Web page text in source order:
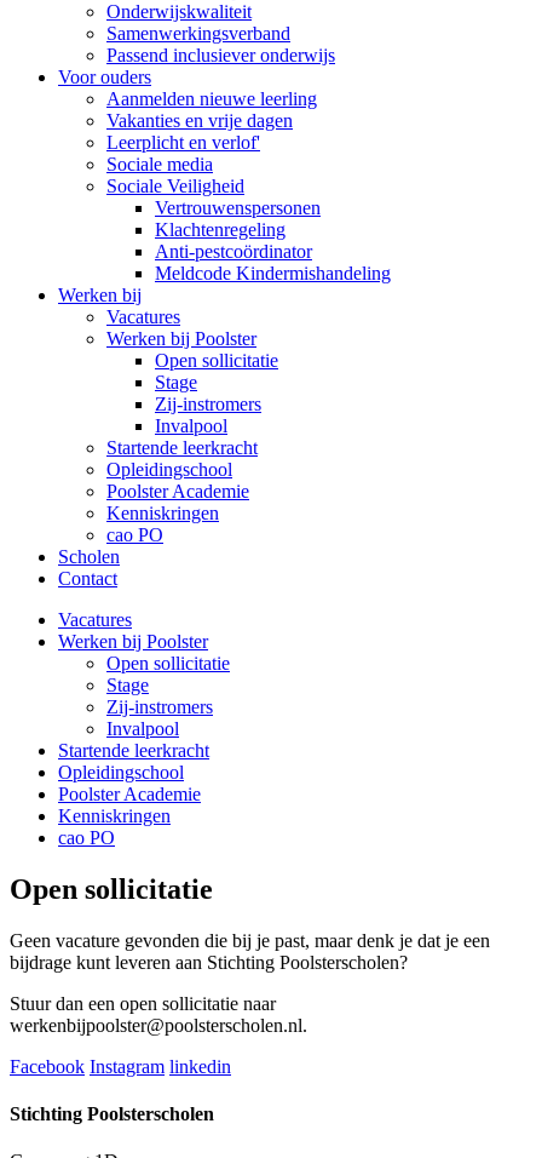
Onderwijskwaliteit
Samenwerkingsverband
Passend inclusiever onderwijs
Voor ouders
Aanmelden nieuwe leerling
Vakanties en vrije dagen
Leerplicht en verlof'
Sociale media
Sociale Veiligheid
Vertrouwenspersonen
Klachtenregeling
Anti-pestcoördinator
Meldcode Kindermishandeling
Werken bij
Vacatures
Werken bij Poolster
Open sollicitatie
Stage
Zij-instromers
Invalpool
Startende leerkracht
Opleidingschool
Poolster Academie
Kenniskringen
cao PO
Scholen
Contact
Vacatures
Werken bij Poolster
Open sollicitatie
Stage
Zij-instromers
Invalpool
Startende leerkracht
Opleidingschool
Poolster Academie
Kenniskringen
cao PO
Open sollicitatie
Geen vacature gevonden die bij je past, maar denk je dat je een
bijdrage kunt leveren aan Stichting Poolsterscholen?
Stuur dan een open sollicitatie naar
werkenbijpoolster@poolsterscholen.nl.
Facebook Instagram linkedin
Stichting Poolsterscholen